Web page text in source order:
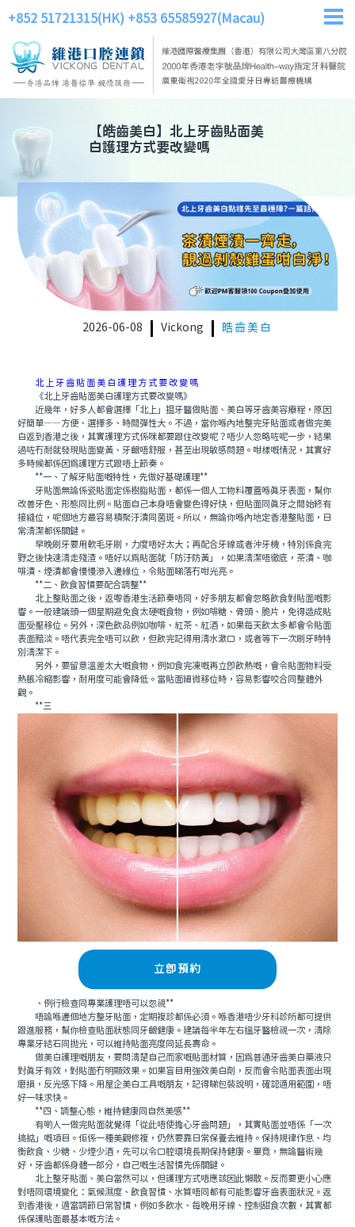
+852 51721315(HK) +853 65585927(Macau)
【皓齒美白】 北上牙齒貼面美
白護理方式要改變嗎
2026-06-08 Vickong 皓齒美白
北上牙齒貼面美白護理方式要改變嗎
《北上牙齒貼面美白護理方式要改變嗎》
近幾年，好多人都會選擇「北上」揾牙醫做貼面、美白等牙齒美容療程，原因
好簡單——方便、選擇多、時間彈性大。不過，當你喺內地整完牙貼面或者做完美
白返到香港之後，其實護理方式係咪都要跟住改變呢？唔少人忽略咗呢一步，結果
過咗冇耐就發現貼面變黃、牙齦唔舒服，甚至出現敏感問題。咁樣嘅情況，其實好
多時候都係因爲護理方式跟唔上節奏。
**一、了解牙貼面嘅特性，先做好基礎護理**
牙貼面無論係瓷貼面定係樹脂貼面，都係一個人工物料覆蓋喺真牙表面，幫你
改善牙色、形態同比例。貼面自己本身唔會變色得好快，但貼面同真牙之間始終有
接縫位，呢個地方最容易積聚汙漬同菌斑。所以，無論你喺內地定香港整貼面，日
常清潔都係關鍵。
早晚刷牙要用軟毛牙刷，力度唔好太大；再配合牙線或者沖牙機，特別係食完
野之後快速清走殘渣。唔好以爲貼面就「防汙防黃」，如果清潔唔徹底，茶漬、咖
啡漬、煙漬都會慢慢滲入邊緣位，令貼面睇落冇咁光亮。
**二、飲食習慣要配合調整**
北上整貼面之後，返嚟香港生活節奏唔同，好多朋友都會忽略飲食對貼面嘅影
響。一般建議頭一個星期避免食太硬嘅食物，例如啡糖、骨頭、脆片，免得造成貼
面受壓移位。另外，深色飲品例如咖啡、紅茶、紅酒，如果每天飲太多都會令貼面
表面黯淡。唔代表完全唔可以飲，但飲完記得用清水漱口，或者等下一次刷牙時特
別清潔下。
另外，要留意溫差太大嘅食物，例如食完凍嘅再立即飲熱嘅，會令貼面物料受
熱脹冷縮影響，耐用度可能會降低。當貼面細微移位時，容易影響咬合同整體外
觀。
**三
立即預約
、例行檢查同專業護理唔可以忽視**
唔論喺邊個地方整牙貼面，定期複診都係必須。喺香港唔少牙科診所都可提供
跟進服務，幫你檢查貼面狀態同牙齦健康。建議每半年左右搵牙醫檢視一次，清除
專業牙結石同抛光，可以維持貼面亮度同延長壽命。
做美白護理嘅朋友，要問清楚自己而家嘅貼面材質，因為普通牙齒美白藥液只
對真牙有效，對貼面冇明顯效果。如果盲目用強效美白劑，反而會令貼面表面出現
磨損，反光感下降。用屋企美白工具嘅朋友，記得睇包裝說明，確認適用範圍，唔
好一味求快。
**四、調整心態，維持健康同自然美感**
有啲人一做完貼面就覺得「從此唔使擔心牙齒問題」，其實貼面並唔係「一次
搞掂」嘅項目。佢係一種美觀修複，仍然要靠日常保養去維持。保持規律作息、均
衡飲食、少糖、少煙少酒，先可以令口腔環境長期保持健康。畢竟，無論醫術幾
好，牙齒都係身體一部分，自己嘅生活習慣先係關鍵。
北上整牙貼面、美白當然可以，但護理方式唔應該因此懶散。反而要更小心應
對唔同環境變化：氣候濕度、飲食習慣、水質唔同都有可能影響牙齒表面狀況。返
到香港後，適當調節日常習慣，例如多飲水、每晚用牙線、控制甜食次數，其實都
係保護貼面最基本嘅方法。